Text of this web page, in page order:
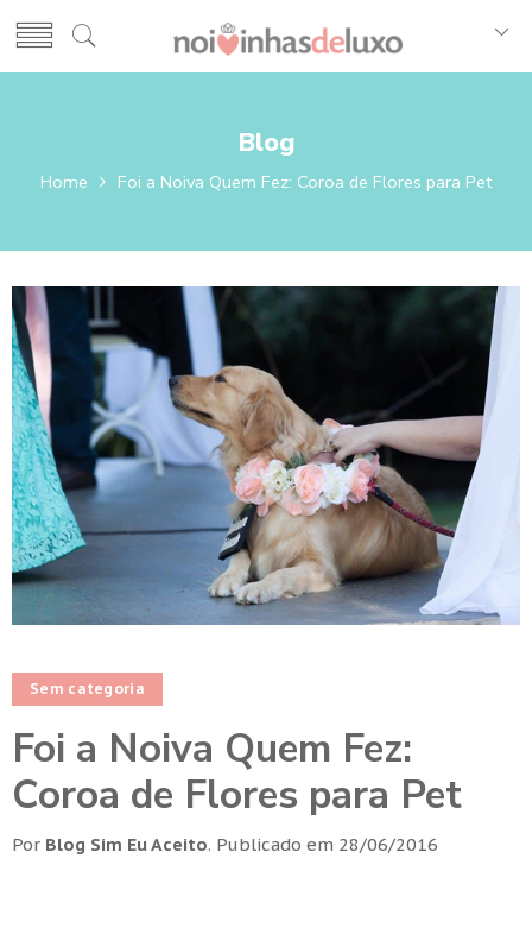
Blog
Home Foi a Noiva Quem Fez: Coroa de Flores para Pet
Sem categoria
Foi a Noiva Quem Fez:
Coroa de Flores para Pet
Por Blog Sim Eu Aceito. Publicado em 28/06/2016